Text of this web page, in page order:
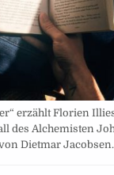
erzählt Florien
des Alchemisten
Dietmar